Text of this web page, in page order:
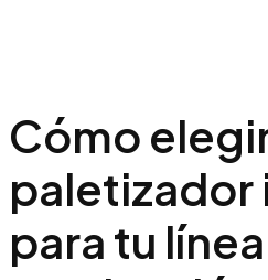
Cómo
paletizador
para tu